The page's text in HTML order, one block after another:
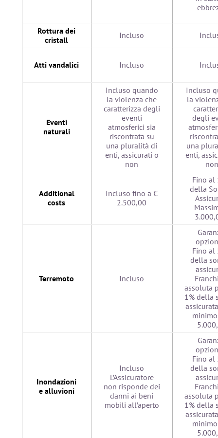
Rottura dei
cristall
Incluso
Atti vandalici Incluso
Eventi
naturali
Incluso quando
la violenza che
caratterizza degli
eventi
atmosferici sia
riscontrata su
una pluralità di
enti, assicurati o
non
Incluso
la
degli
una
enti,
Additional
costs
Incluso fino a €
2.500,00
Fino al
della
Terremoto Incluso
Fino al
della
assoluta
1% della
Inondazioni
e alluvioni
Incluso
L’Assicuratore
non risponde dei
danni ai beni
mobili all’aperto
Fino al
della
assoluta
1% della